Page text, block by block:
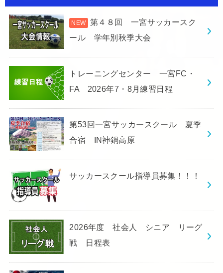
第４８回 一宮サッカースク
ール 学年別秋季大会
トレーニングセンター 一宮FC・
FA 2026年7・8月練習日程
第53回一宮サッカースクール 夏季
合宿 IN神鍋高原
サッカースクール指導員募集！！！
2026年度 社会人 シニア リーグ
戦 日程表